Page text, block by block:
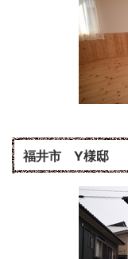
福井市 Y様邸